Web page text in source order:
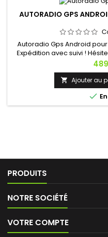
AUTORADIO GPS
Autoradio Gps Android pour
Expédition avec suivi !
avezPrix
 Ajouter au

PRODUITS
NOTRE SOCIÉTÉ
VOTRE COMPTE